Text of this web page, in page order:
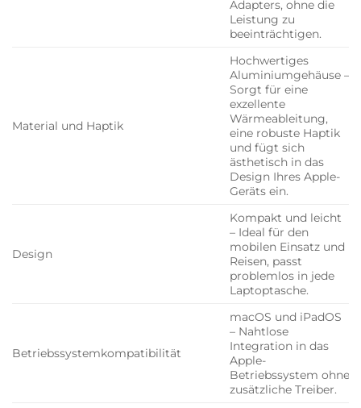
Adapters, ohne die
Leistung zu
beeinträchtigen.
Material und Haptik
Hochwertiges
Aluminiumgehäuse –
Sorgt für eine
exzellente
Wärmeableitung,
eine robuste Haptik
und fügt sich
ästhetisch in das
Design Ihres Apple-
Geräts ein.
Design
Kompakt und leicht
– Ideal für den
mobilen Einsatz und
Reisen, passt
problemlos in jede
Laptoptasche.
Betriebssystemkompatibilität
macOS und iPadOS
– Nahtlose
Integration in das
Apple-
Betriebssystem ohne
zusätzliche Treiber.